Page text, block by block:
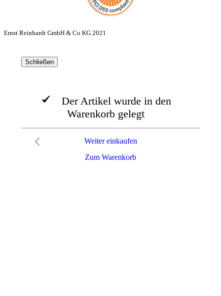
Ernst Reinhardt GmbH & Co KG 2021
Schließen
Der Artikel wurde in den
Warenkorb gelegt
Zum Warenkorb
Weiter einkaufen